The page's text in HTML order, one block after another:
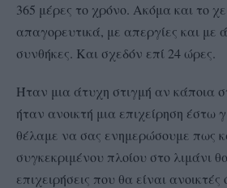
365 μέρες το χρόνο. Ακόμα και το
απαγορευτικά, με απεργίες και με
συνθήκες. Και σχεδόν επί 24 ώρες.
Ήταν μια άτυχη στιγμή αν κάποια
ήταν ανοικτή μια επιχείρηση έστω
θέλαμε να σας ενημερώσουμε πως
συγκεκριμένου πλοίου στο λιμάνι
επιχειρήσεις που θα είναι